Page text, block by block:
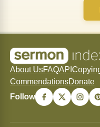
About UsFAQAPI
CommendationsDonate
Follow